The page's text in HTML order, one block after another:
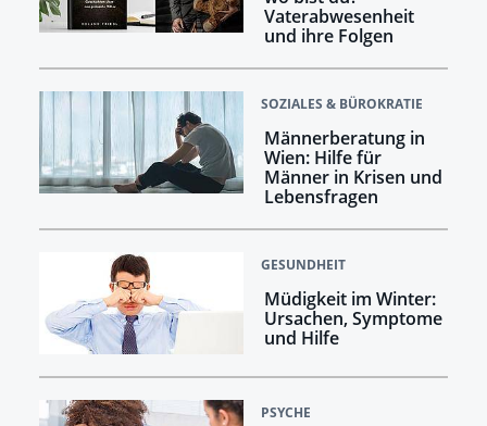
Vaterabwesenheit
und ihre Folgen
SOZIALES & BÜROKRATIE
Männerberatung in
Wien: Hilfe für
Männer in Krisen und
Lebensfragen
GESUNDHEIT
Müdigkeit im Winter:
Ursachen, Symptome
und Hilfe
PSYCHE